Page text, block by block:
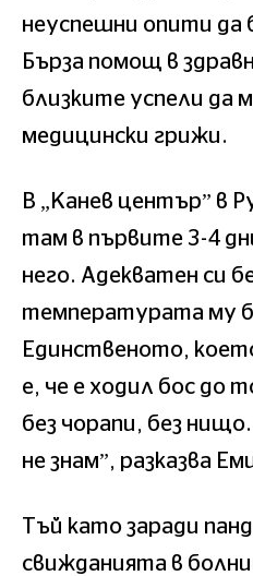
неуспешни опити да
Бърза помощ в
близките успели да
медицински грижи.
В „Канев център” в
там в първите 3-4
него. Адекватен си
температурата му
Единственото,
е, че е ходил бос до
без чорапи, без
не знам”, разказва
Тъй като заради
свижданията в